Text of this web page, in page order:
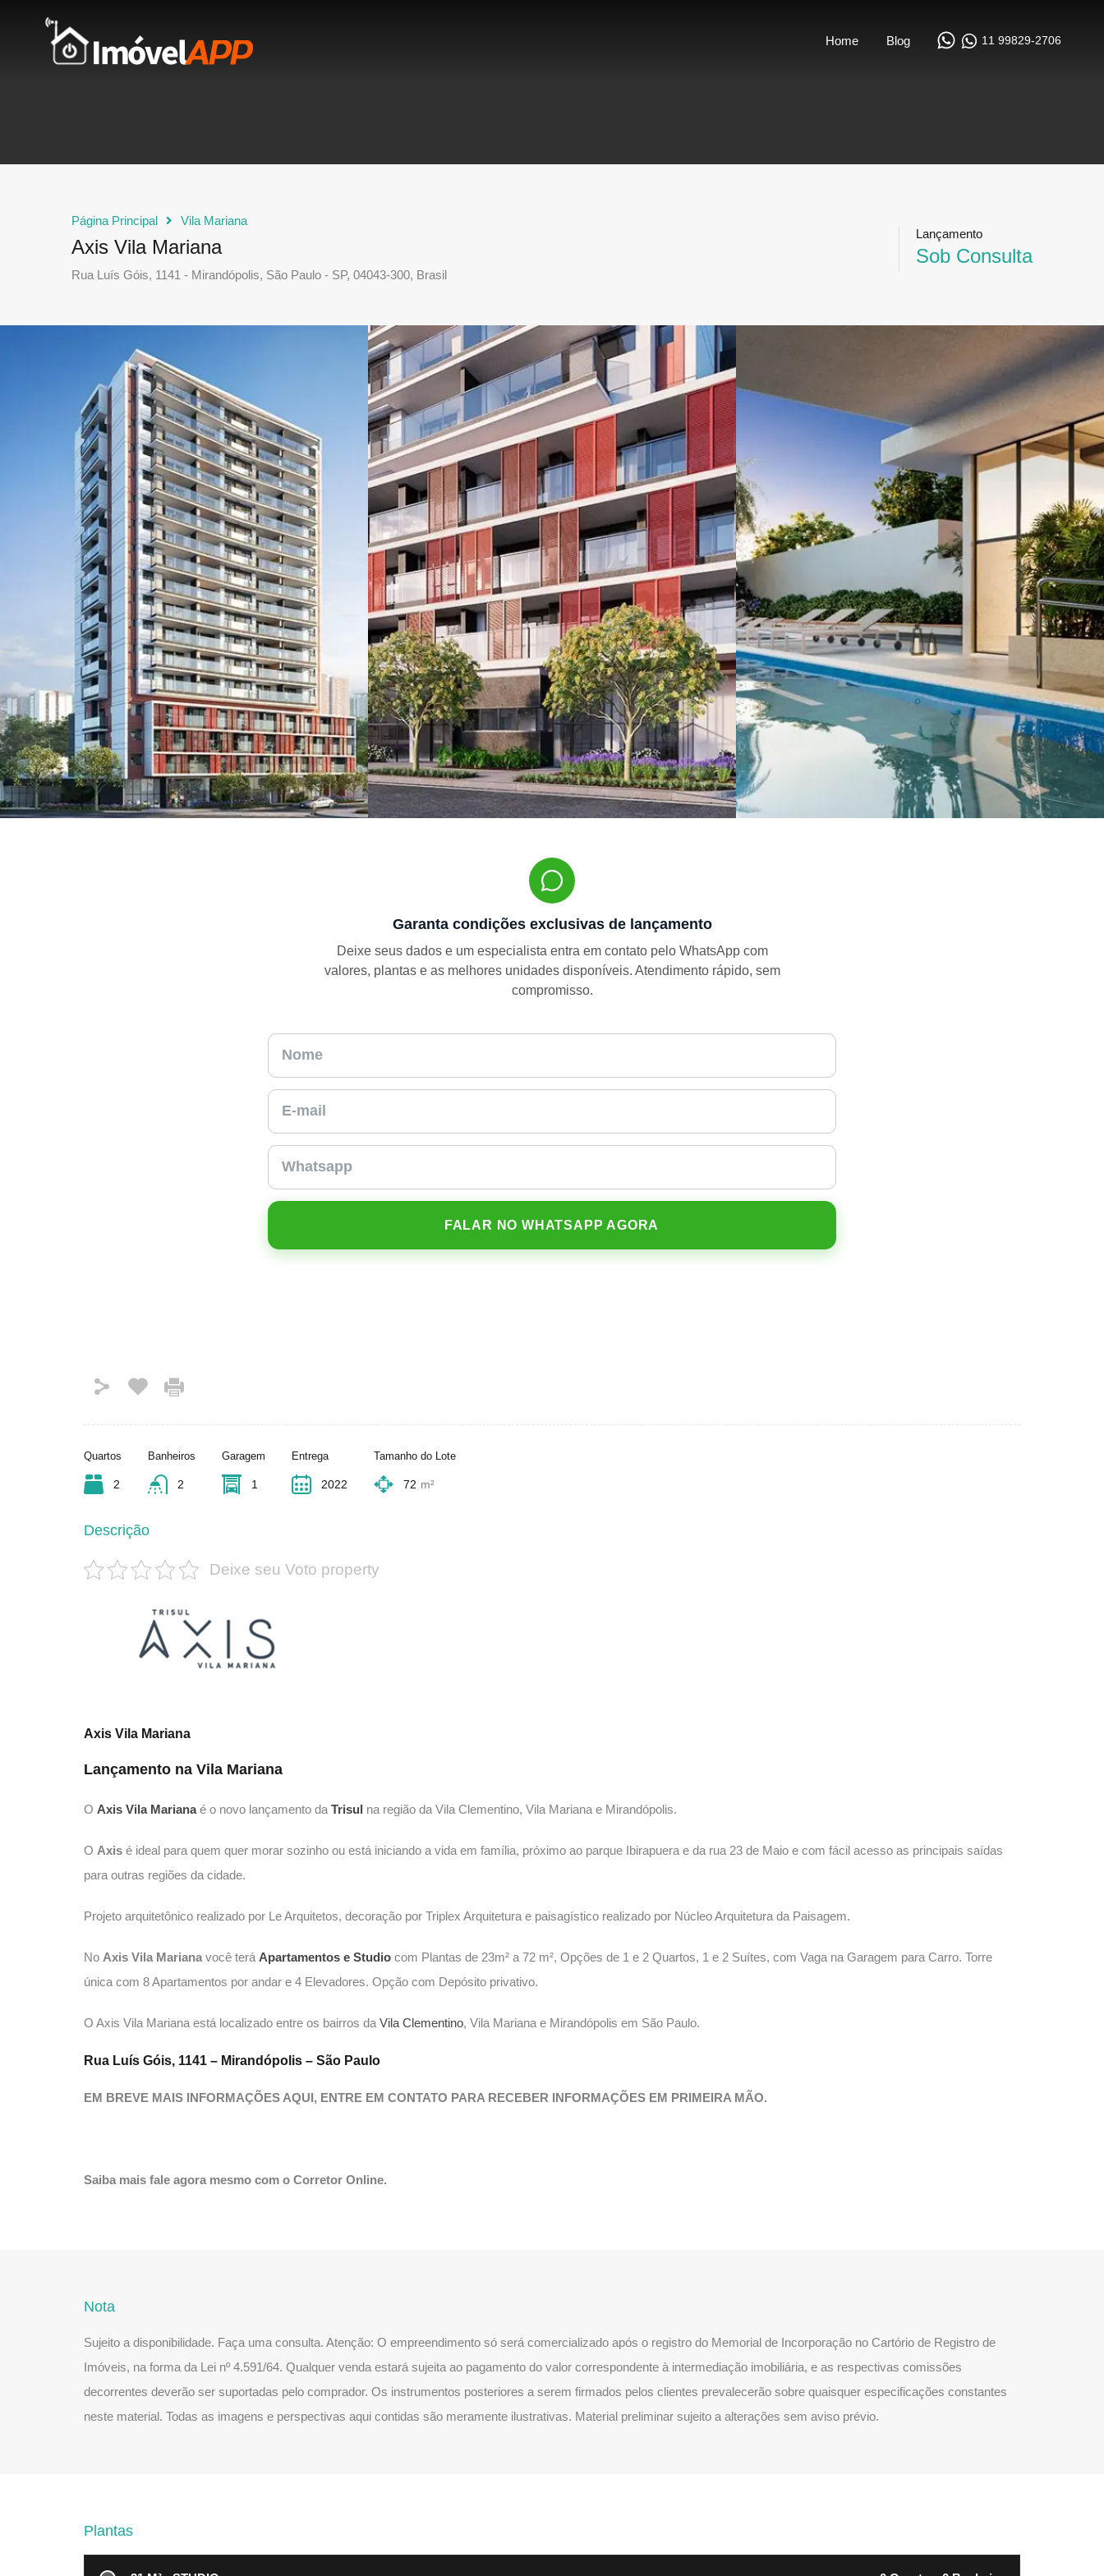
Home Blog 11 99829-2706
Página Principal Vila Mariana
Axis Vila Mariana
Rua Luís Góis, 1141 - Mirandópolis, São Paulo - SP, 04043-300, Brasil
Lançamento
Sob Consulta
Garanta condições exclusivas de lançamento
Deixe seus dados e um especialista entra em contato pelo WhatsApp com
valores, plantas e as melhores unidades disponíveis. Atendimento rápido, sem
compromisso.
FALAR NO WHATSAPP AGORA
Quartos
2
Banheiros
2
Garagem
1
Entrega
2022
Tamanho do Lote
72 m²
Descrição
Deixe seu Voto property
Axis Vila Mariana
Lançamento na Vila Mariana
O Axis Vila Marianaé o novo lançamento da Trisul na região da Vila Clementino, Vila Mariana e Mirandópolis.
O Axis é ideal para quem quer morar sozinho ou está iniciando a vida em família, próximo ao parque Ibirapuera e da rua 23 de Maio e com fácil acesso as principais saídas
para outras regiões da cidade.
Projeto arquitetônico realizado por Le Arquitetos, decoração por Triplex Arquitetura e paisagístico realizado por Núcleo Arquitetura da Paisagem.
No Axis Vila Mariana você terá Apartamentos e Studio com Plantas de 23m² a 72 m², Opções de 1 e 2 Quartos, 1 e 2 Suítes, com Vaga na Garagem para Carro. Torre
única com 8 Apartamentos por andar e 4 Elevadores. Opção com Depósito privativo.
O Axis Vila Mariana está localizado entre os bairros da Vila Clementino, Vila Mariana e Mirandópolis em São Paulo.
Rua Luís Góis, 1141 – Mirandópolis – São Paulo
EM BREVE MAIS INFORMAÇÕES AQUI, ENTRE EM CONTATO PARA RECEBER INFORMAÇÕES EM PRIMEIRA MÃO.
Saiba mais fale agora mesmo com o Corretor Online.
Nota
Sujeito a disponibilidade. Faça uma consulta. Atenção: O empreendimento só será comercializado após o registro do Memorial de Incorporação no Cartório de Registro de
Imóveis, na forma da Lei nº 4.591/64. Qualquer venda estará sujeita ao pagamento do valor correspondente à intermediação imobiliária, e as respectivas comissões
decorrentes deverão ser suportadas pelo comprador. Os instrumentos posteriores a serem firmados pelos clientes prevalecerão sobre quaisquer especificações constantes
neste material. Todas as imagens e perspectivas aqui contidas são meramente ilustrativas. Material preliminar sujeito a alterações sem aviso prévio.
Plantas